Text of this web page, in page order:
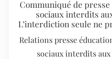
Communiqué de presse
sociaux interdits
L’interdiction seule ne
Relations presse
sociaux interdits aux